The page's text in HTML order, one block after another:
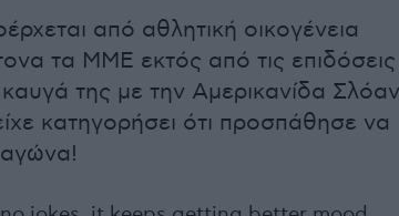
από αθλητική οικογένεια
τα ΜΜΕ εκτός από τις επιδόσεις
καυγά της με την Αμερικανίδα Σλόαν
κατηγορήσει ότι προσπάθησε να